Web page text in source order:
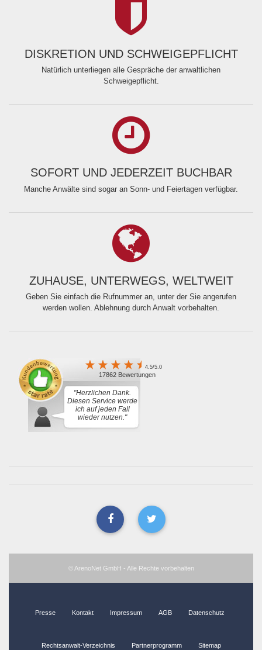
DISKRETION UND SCHWEIGEPFLICHT
Natürlich unterliegen alle Gespräche der anwaltlichen
Schweigepflicht.
SOFORT UND JEDERZEIT BUCHBAR
Manche Anwälte sind sogar an Sonn- und Feiertagen verfügbar.
ZUHAUSE, UNTERWEGS, WELTWEIT
Geben Sie einfach die Rufnummer an, unter der Sie angerufen
werden wollen. Ablehnung durch Anwalt vorbehalten.
4.5/5.0
17862 Bewertungen
"Herzlichen Dank.
Diesen Service werde
ich auf jeden Fall
wieder nutzen."
© ArenoNet GmbH - Alle Rechte vorbehalten
Presse Kontakt Impressum AGB Datenschutz
Rechtsanwalt-Verzeichnis Partnerprogramm Sitemap